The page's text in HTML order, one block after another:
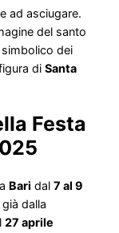
ad asciugare.
del santo
simbolico dei
di Santa
Festa
Bari dal 7 al 9
dalla
27 aprile